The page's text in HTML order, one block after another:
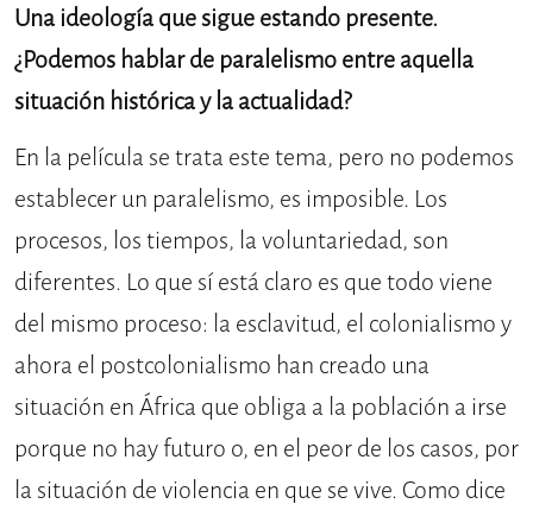
Una ideología que sigue estando presente.
¿Podemos hablar de paralelismo entre aquella
situación histórica y la actualidad?
En la película se trata este tema, pero no podemos
establecer un paralelismo, es imposible. Los
procesos, los tiempos, la voluntariedad, son
diferentes. Lo que sí está claro es que todo viene
del mismo proceso: la esclavitud, el colonialismo y
ahora el postcolonialismo han creado una
situación en África que obliga a la población a irse
porque no hay futuro o, en el peor de los casos, por
la situación de violencia en que se vive. Como dice